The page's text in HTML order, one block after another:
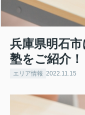
兵庫県明石
塾をご紹介！
エリア情報 2022.11.15